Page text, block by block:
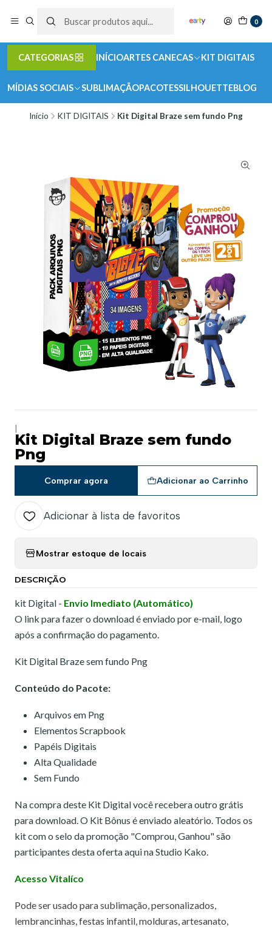
0
CATEGORIAS INÍCIOARTES CANECAS KIT DIGITAIS
MÍDIAS SOCIAIS SUBLIMAÇÃOPACOTESSILHOUETTEBLOG
Início KIT DIGITAIS Kit Digital Braze sem fundo Png
Kit Digital Braze sem fundo
Png
Adicionar ao Carrinho
Comprar agora
Adicionar à lista de favoritos
Mostrar estoque de locais
DESCRIÇÃO
kit Digital - Envio Imediato (Automático)
O link para fazer o download é enviado por e-mail, logo
após a confirmação do pagamento.
Kit Digital Braze sem fundo Png
Conteúdo do Pacote:
Arquivos em Png
Elementos Scrapbook
Papéis Digitais
Alta Qualidade
Sem Fundo
Na compra deste Kit Digital você recebera outro grátis
para download. O Kit Bônus é enviado aleatório. Todos os
kit com o selo da promoção "Comprou, Ganhou" são
participantes desta oferta aqui na Studio Kako.
Acesso Vitalíco
Pode ser usado para sublimação, personalizados,
lembrancinhas, festas infantil, molduras, artesanato,